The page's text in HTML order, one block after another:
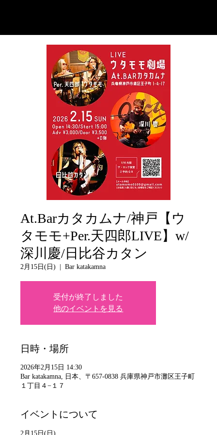
At.Barカタカムナ/神戸【ウ
タモモ+Per.天四郎LIVE】w/
深川慶/日比谷カタン
2月15日(日)
  |
Bar katakamna
受付が終了しました
他のイベントを見る
日時・場所
2026年2月15日 14:30
Bar katakamna, 日本、〒657-0838 兵庫県神戸市灘区王子町
１丁目４−１７
イベントについて
2月15日(日)